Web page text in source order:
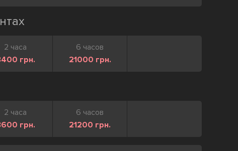
2 часа
грн.
6 часов
21000 грн.
2 часа
грн.
6 часов
21200 грн.